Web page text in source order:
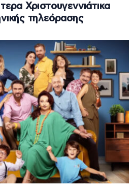
Χριστουγεννιάτικα
τηλεόρασης